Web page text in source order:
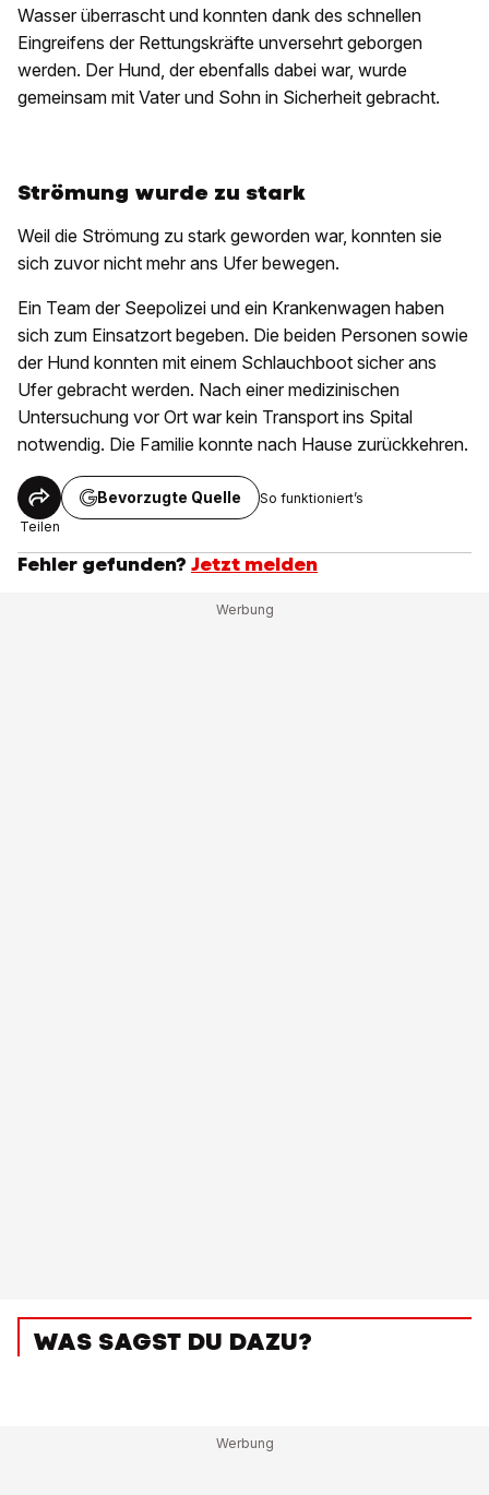
Wasser überrascht und konnten dank des schnellen
Eingreifens der Rettungskräfte unversehrt geborgen
werden. Der Hund, der ebenfalls dabei war, wurde
gemeinsam mit Vater und Sohn in Sicherheit gebracht.
Strömung wurde zu stark
Weil die Strömung zu stark geworden war, konnten sie
sich zuvor nicht mehr ans Ufer bewegen.
Ein Team der Seepolizei und ein Krankenwagen haben
sich zum Einsatzort begeben. Die beiden Personen sowie
der Hund konnten mit einem Schlauchboot sicher ans
Ufer gebracht werden. Nach einer medizinischen
Untersuchung vor Ort war kein Transport ins Spital
notwendig. Die Familie konnte nach Hause zurückkehren.
Teilen
Bevorzugte Quelle So funktioniert’s
Fehler gefunden? Jetzt melden
WAS SAGST DU DAZU?